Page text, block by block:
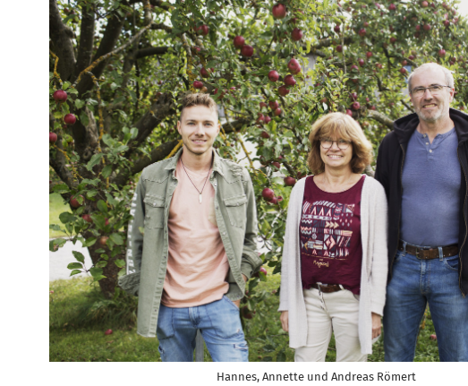
Hannes, Annette und Andreas Römert